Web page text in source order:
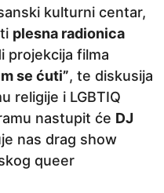
kulturni centar,
plesna radionica
projekcija filma
se ćuti”, te diskusija
religije i LGBTIQ
nastupit će DJ
nas drag show
queer